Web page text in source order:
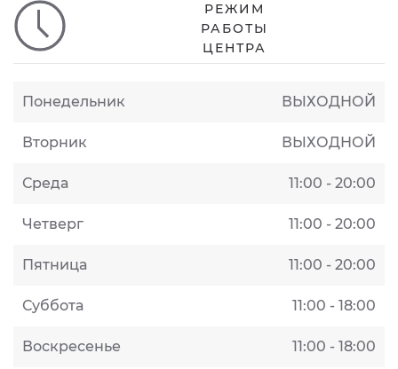
РЕЖИМ
РАБОТЫ
ЦЕНТРА
Понедельник ВЫХОДНОЙ
Вторник ВЫХОДНОЙ
Среда 11:00 - 20:00
Четверг 11:00 - 20:00
Пятница 11:00 - 20:00
Суббота 11:00 - 18:00
Воскресенье 11:00 - 18:00